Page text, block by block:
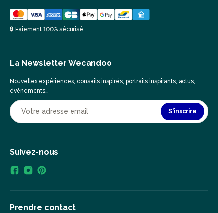
🔒 Paiement 100% sécurisé
La Newsletter Wecandoo
Nouvelles expériences, conseils inspirés, portraits inspirants, actus,
événements…
S'inscrire
Suivez-nous
Prendre contact